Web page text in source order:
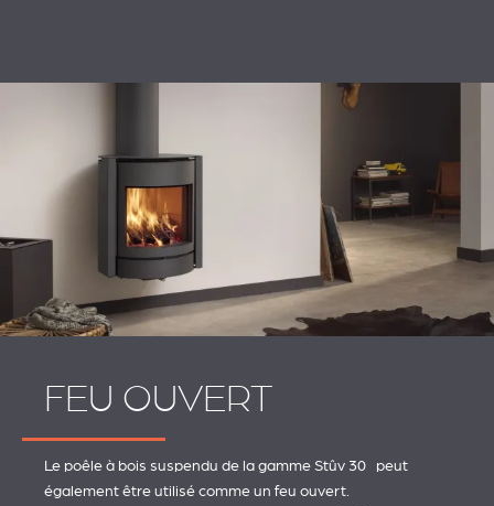
FEU OUVERT
Le poêle à bois suspendu de la gamme Stûv 30 peut
également être utilisé comme un feu ouvert.